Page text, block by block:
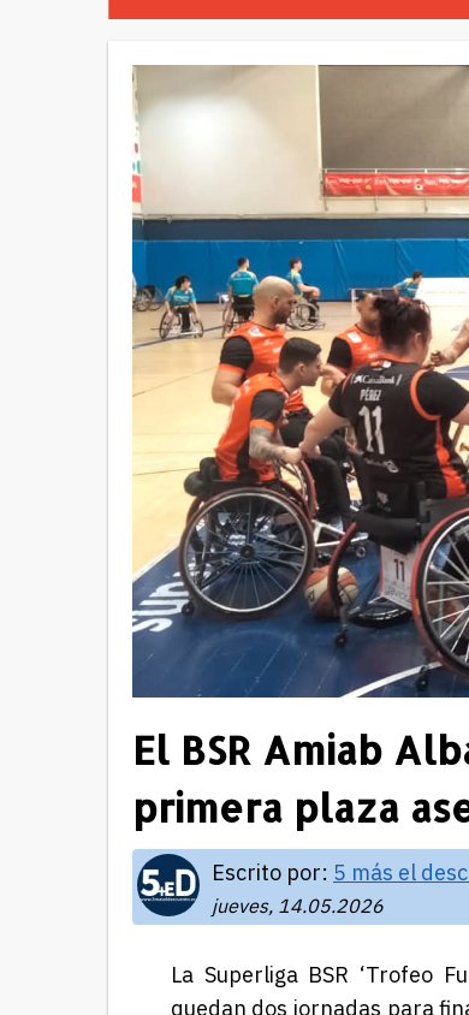
El BSR Amiab
primera plaza
Escrito por: 5 más el
jueves, 14.05.2026
La Superliga BSR ‘Trofeo
quedan dos jornadas para